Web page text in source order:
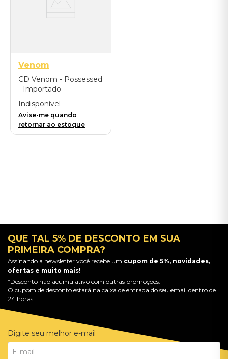
Venom
CD Venom - Possessed
- Importado
Indisponível
Avise-me quando
retornar ao estoque
QUE TAL 5% DE DESCONTO EM SUA
PRIMEIRA COMPRA?
Assinando a newsletter você recebe um cupom de 5%, novidades,
ofertas e muito mais!
*Desconto não acumulativo com outras promoções.
O cupom de desconto estará na caixa de entrada do seu email dentro de
24 horas.
Digite seu melhor e-mail